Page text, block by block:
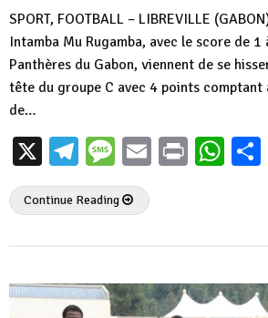
SPORT, FOOTBALL – LIBREVILLE
Intamba Mu Rugamba, avec le score de 1
Panthères du Gabon, viennent de se
tête du groupe C avec 4 points comptant
de…
X Telegram
Message
EmailPrint
Continue Reading